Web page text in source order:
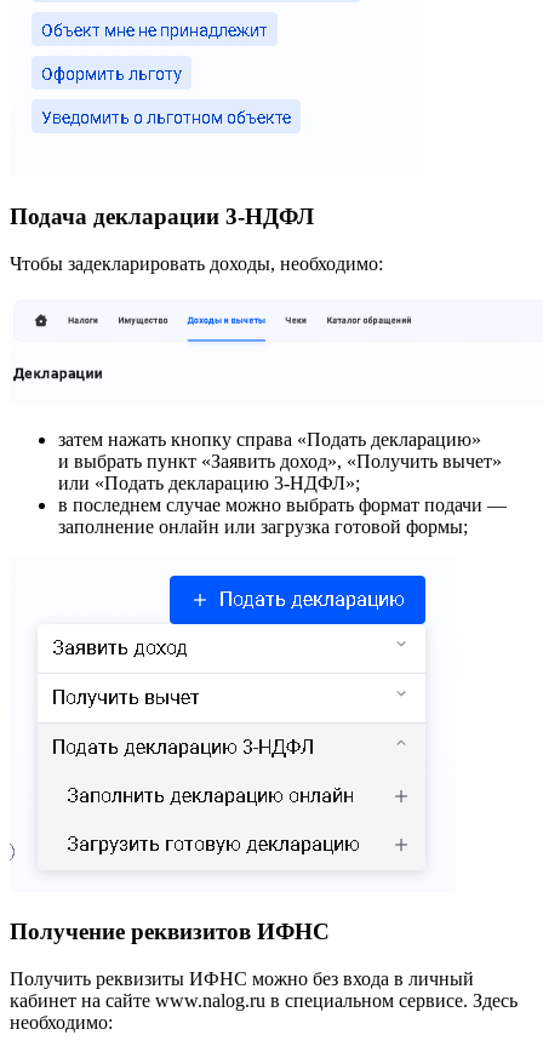
Подача декларации 3-НДФЛ
Чтобы задекларировать доходы, необходимо:
затем нажать кнопку справа «Подать декларацию»
и выбрать пункт «Заявить доход», «Получить вычет»
или «Подать декларацию 3-НДФЛ»;
в последнем случае можно выбрать формат подачи —
заполнение онлайн или загрузка готовой формы;
Получение реквизитов ИФНС
Получить реквизиты ИФНС можно без входа в личный
кабинет на сайте www.nalog.ru в специальном сервисе. Здесь
необходимо: